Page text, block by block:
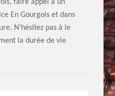
faire appel à un
En Gourgois et dans
N’hésitez pas à le
la durée de vie